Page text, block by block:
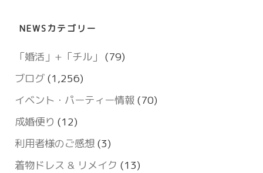
NEWSカテゴリー
「婚活」+「チル」 (79)
ブログ (1,256)
イベント・パーティー情報 (70)
成婚便り (12)
利用者様のご感想 (3)
着物ドレス & リメイク (13)